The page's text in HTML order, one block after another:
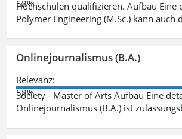
58%
Hochschulen qualifizieren. Aufbau
Polymer Engineering (M.Sc.) kann
Onlinejournalismus (B.A.)
Relevanz:
58%
Society - Master of Arts Aufbau Eine
Onlinejournalismus (B.A.) ist